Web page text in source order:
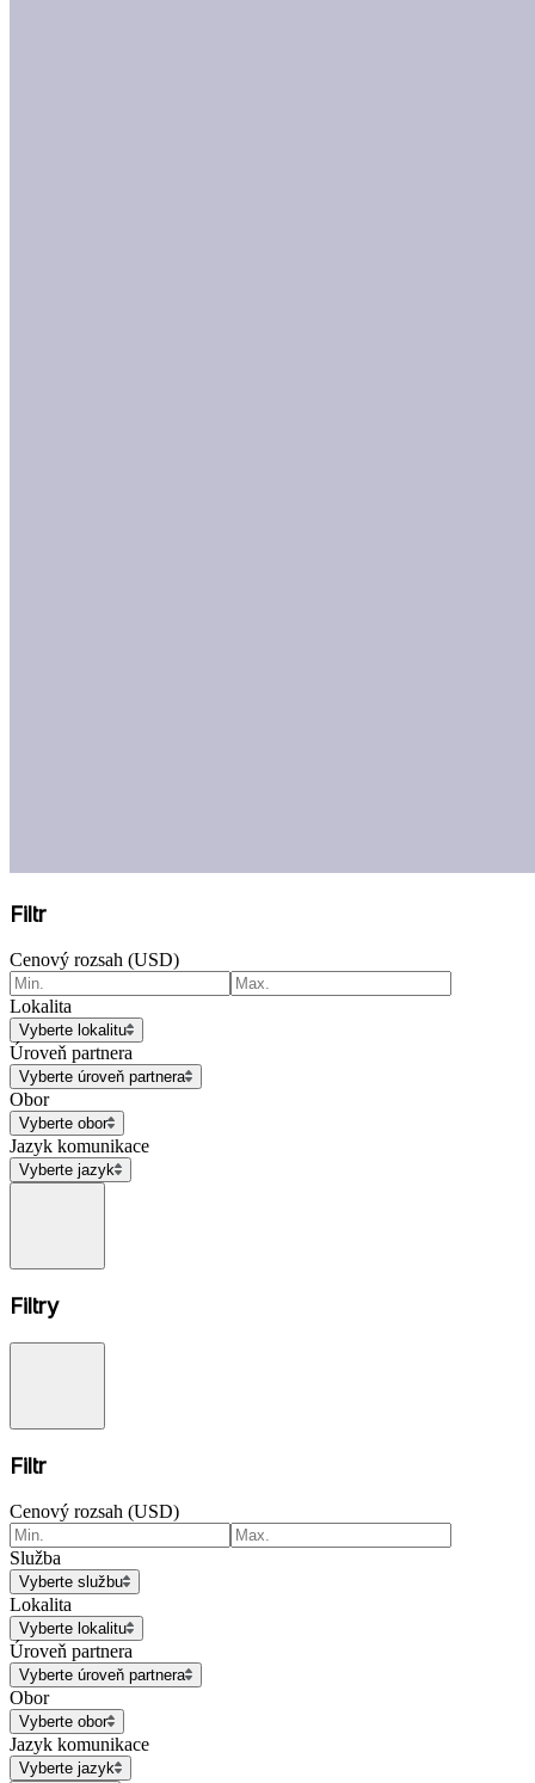
Filtr
Cenový rozsah (USD)
Lokalita
Vyberte lokalitu
Úroveň partnera
Vyberte úroveň partnera
Obor
Vyberte obor
Jazyk komunikace
Vyberte jazyk
Filtry
Filtr
Cenový rozsah (USD)
Služba
Vyberte službu
Lokalita
Vyberte lokalitu
Úroveň partnera
Vyberte úroveň partnera
Obor
Vyberte obor
Jazyk komunikace
Vyberte jazyk